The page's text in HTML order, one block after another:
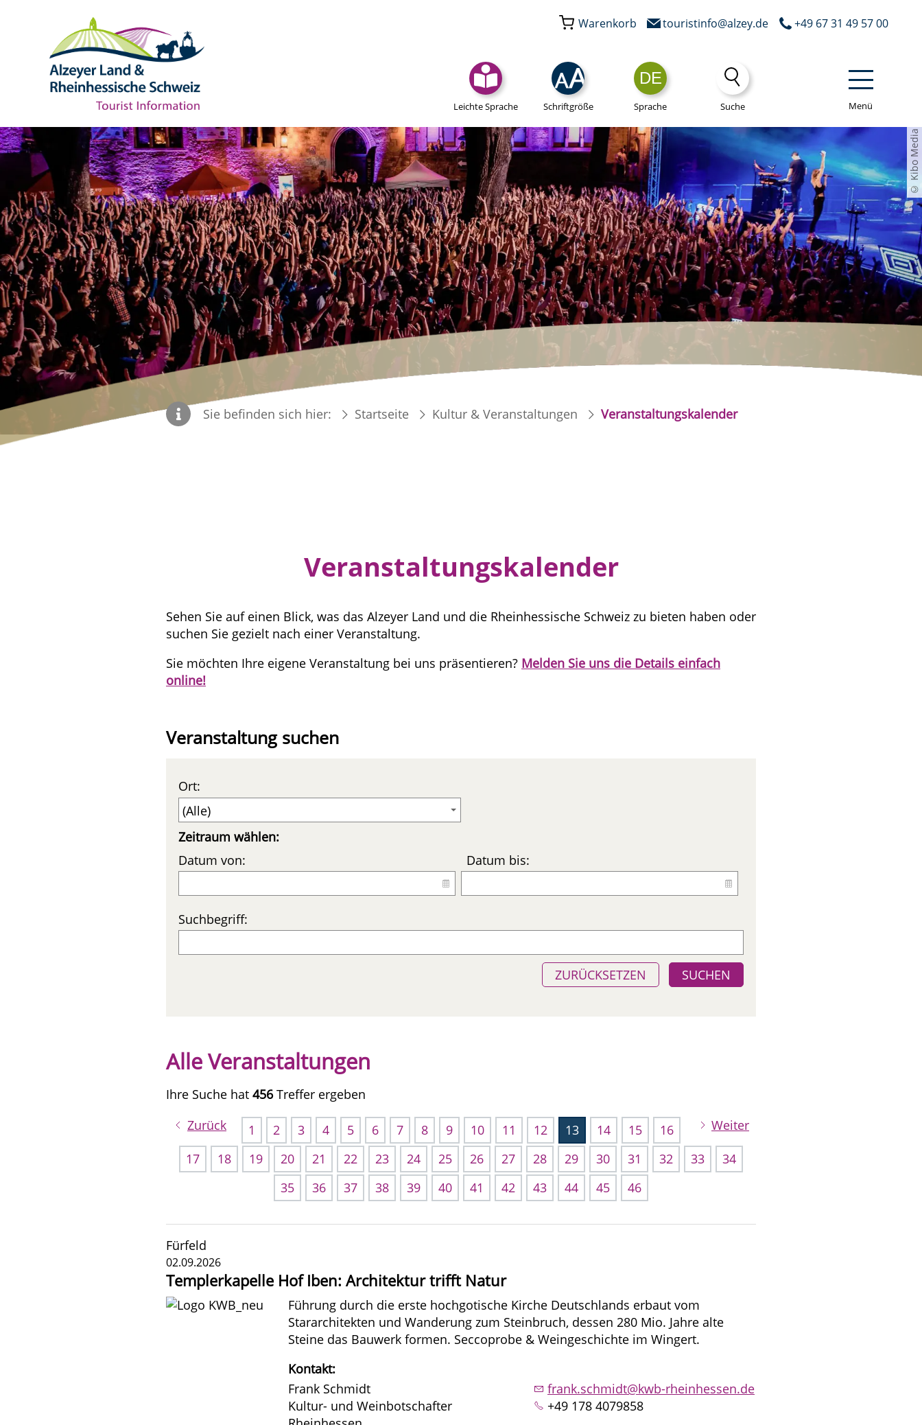
+49 67 31 49 57 00
touristinfo@alzey.de
Warenkorb
Suche
DE
Sprache
Schriftgröße
Leichte Sprache Menü
© Kibo Media
Sie befinden sich hier: Startseite Kultur & Veranstaltungen Veranstaltungskalender
Veranstaltungskalender
Sehen Sie auf einen Blick, was das Alzeyer Land und die Rheinhessische Schweiz zu bieten haben oder
suchen Sie gezielt nach einer Veranstaltung.
Sie möchten Ihre eigene Veranstaltung bei uns präsentieren? Melden Sie uns die Details einfach
online!
Veranstaltung suchen
Ort:
Zeitraum wählen:
Datum von:
Datum bis:
Suchbegriff:
ZURÜCKSETZEN SUCHEN
Alle Veranstaltungen
Ihre Suche hat 456Treffer ergeben
Zurück
Weiter
1 2 3 4 5 6 7 8 9 10 11 12 13 14 15
16
17
18 19 20 21 22 23 24 25 26 27 28 29 30 31 32 33
34
35
36 37 38 39 40 41 42 43 44 45 46
Fürfeld
02.09.2026
Templerkapelle Hof Iben: Architektur trifft Natur
Führung durch die erste hochgotische Kirche Deutschlands erbaut vom
Stararchitekten und Wanderung zum Steinbruch, dessen 280 Mio. Jahre alte
Steine das Bauwerk formen. Seccoprobe & Weingeschichte im Wingert.
Kontakt:
Frank Schmidt
Kultur- und Weinbotschafter
frank.schmidt@kwb-rheinhessen.de
+49 178 4079858